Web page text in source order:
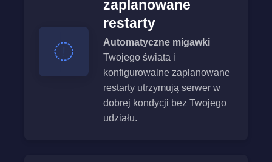
zaplanowane
restarty
Automatyczne migawki
Twojego świata i
konfigurowalne zaplanowane
restarty utrzymują serwer w
dobrej kondycji bez Twojego
udziału.